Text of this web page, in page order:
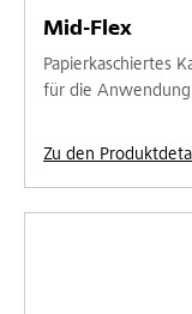
Mid-Flex
Papierkaschiertes
für die Anwendung
Zu den